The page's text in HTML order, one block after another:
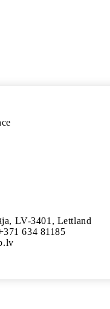
LV-3401, Lettland
634 81185